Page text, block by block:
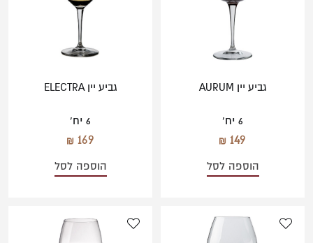
גביע יין AURUM
6 יח'
149
הוספה לסל
גביע יין ELECTRA
6 יח'
169
הוספה לסל